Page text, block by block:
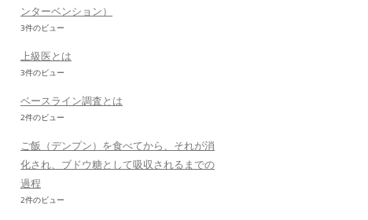
ンターベンション）
3件のビュー
上級医とは
3件のビュー
ベースライン調査とは
2件のビュー
ご飯（デンプン）を食べてから、それが消
化され、ブドウ糖として吸収されるまでの
過程
2件のビュー